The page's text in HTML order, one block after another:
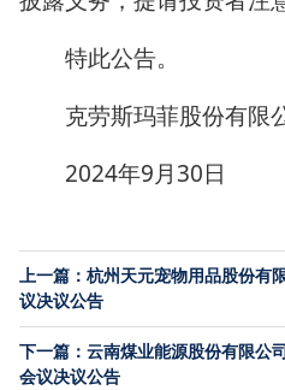
特此公告。
克劳斯玛菲股份有限
2024年9月30日
上一篇：杭州天元宠物用品股份有
议决议公告
下一篇：云南煤业能源股份有限公
会议决议公告